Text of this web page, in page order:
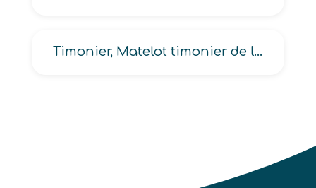
Timonier, Matelot timonier de la navigation fluviale